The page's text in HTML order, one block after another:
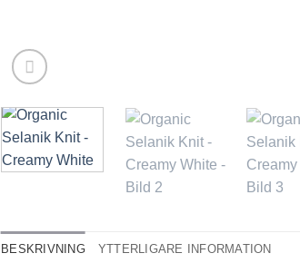
BESKRIVNING YTTERLIGARE INFORMATION